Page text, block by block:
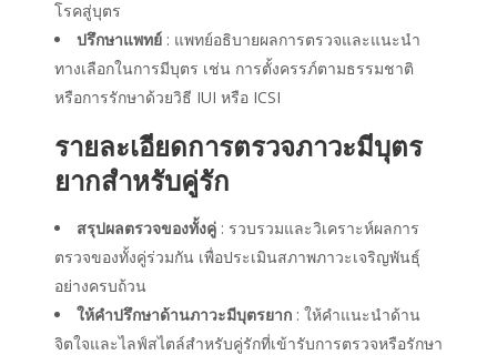
โรคสู่บุตร
ปรึกษาแพทย์ : แพทย์อธิบายผลการตรวจและแนะนำ
ทางเลือกในการมีบุตร เช่น การตั้งครรภ์ตามธรรมชาติ
หรือการรักษาด้วยวิธี IUI หรือ ICSI
รายละเอียดการตรวจภาวะมีบุตร
ยากสำหรับคู่รัก
สรุปผลตรวจของทั้งคู่ : รวบรวมและวิเคราะห์ผลการ
ตรวจของทั้งคู่ร่วมกัน เพื่อประเมินสภาพภาวะเจริญพันธุ์
อย่างครบถ้วน
ให้คำปรึกษาด้านภาวะมีบุตรยาก : ให้คำแนะนำด้าน
จิตใจและไลฟ์สไตล์สำหรับคู่รักที่เข้ารับการตรวจหรือรักษา